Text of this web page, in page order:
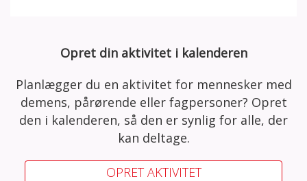
Opret din aktivitet i kalenderen
Planlægger du en aktivitet for mennesker med
demens, pårørende eller fagpersoner? Opret
den i kalenderen, så den er synlig for alle, der
kan deltage.
OPRET AKTIVITET